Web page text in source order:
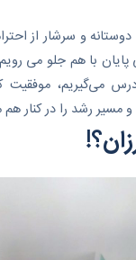
و سرشار از
با هم جلو می
می‌گیریم، موفقیت
رشد را در کنار هم